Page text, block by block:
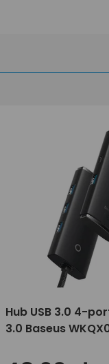
Hub USB 3.0 4-
3.0 Baseus